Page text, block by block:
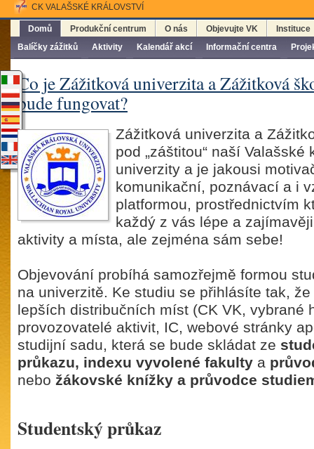
CK VALAŠSKÉ KRÁLOVSTVÍ
Domů
Balíčky zážitků
Aktivity Kalendář akcí Informační centra
Produkční centrum O nás Objevujte VK Instituce
Co je Zážitková univerzita a Zážitková
bude fungovat?
Zážitková univerzita a
pod „záštitou“ naší Valašské
univerzity a je jakousi
komunikační, poznávací a i
platformou, prostřednictvím
každý z vás lépe a
aktivity a místa, ale zejména sám sebe!
Objevování probíhá samozřejmě formou
na univerzitě. Ke studiu se přihlásíte tak,
lepších distribučních míst (CK VK, vybrané
provozovatelé aktivit, IC, webové stránky
studijní sadu, která se bude skládat ze
průkazu, indexu vyvolené fakulty a
nebo žákovské knížky a průvodce
Studentský průkaz